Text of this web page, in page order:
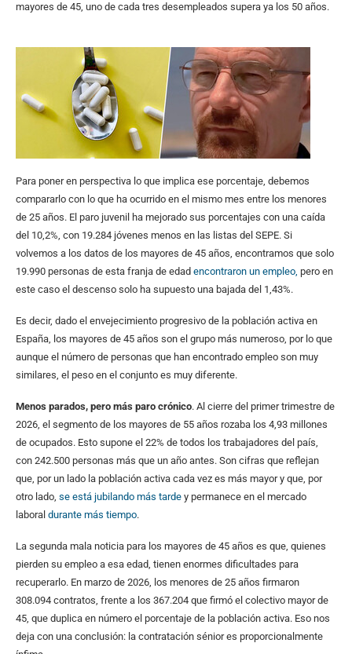
mayores de 45, uno de cada tres desempleados supera ya los 50 años.
Para poner en perspectiva lo que implica ese porcentaje, debemos
compararlo con lo que ha ocurrido en el mismo mes entre los menores
de 25 años. El paro juvenil ha mejorado sus porcentajes con una caída
del 10,2%, con 19.284 jóvenes menos en las listas del SEPE. Si
volvemos a los datos de los mayores de 45 años, encontramos que solo
19.990 personas de esta franja de edad encontraron un empleo, pero en
este caso el descenso solo ha supuesto una bajada del 1,43%.
Es decir, dado el envejecimiento progresivo de la población activa en
España, los mayores de 45 años son el grupo más numeroso, por lo que
aunque el número de personas que han encontrado empleo son muy
similares, el peso en el conjunto es muy diferente.
Menos parados, pero más paro crónico. Al cierre del primer trimestre de
2026, el segmento de los mayores de 55 años rozaba los 4,93 millones
de ocupados. Esto supone el 22% de todos los trabajadores del país,
con 242.500 personas más que un año antes. Son cifras que reflejan
que, por un lado la población activa cada vez es más mayor y que, por
otro lado, se está jubilando más tarde y permanece en el mercado
laboral durante más tiempo.
La segunda mala noticia para los mayores de 45 años es que, quienes
pierden su empleo a esa edad, tienen enormes dificultades para
recuperarlo. En marzo de 2026, los menores de 25 años firmaron
308.094 contratos, frente a los 367.204 que firmó el colectivo mayor de
45, que duplica en número el porcentaje de la población activa. Eso nos
deja con una conclusión: la contratación sénior es proporcionalmente